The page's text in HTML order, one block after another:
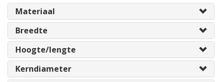
Materiaal
Breedte
Hoogte/lengte
Kerndiameter